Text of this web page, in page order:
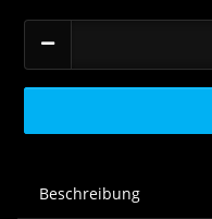
Beschreibung